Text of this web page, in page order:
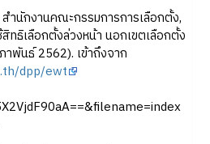
ำนักงานคณะกรรมการการเลือกตั้ง,
ทธิเลือกตั้งล่วงหน้า นอกเขตเลือกตั้ง
พันธ์ 2562). เข้าถึงจาก
dpp/ewt